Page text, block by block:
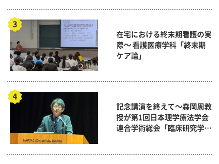
在宅における終末期看護の実
際～ 看護医療学科「終末期
ケア論」
記念講演を終えて～森岡周教
授が第1回日本理学療法学会
連合学術総会「臨床研究学術